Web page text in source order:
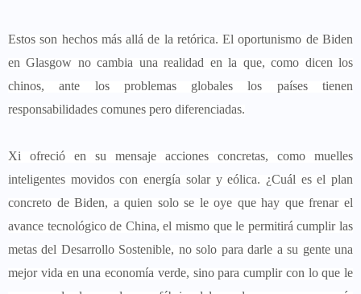
Estos son hechos más allá de la retórica. El oportunismo de Biden
en Glasgow no cambia una realidad en la que, como dicen los
chinos, ante los problemas globales los países tienen
responsabilidades comunes pero diferenciadas.
Xi ofreció en su mensaje acciones concretas, como muelles
inteligentes movidos con energía solar y eólica. ¿Cuál es el plan
concreto de Biden, a quien solo se le oye que hay que frenar el
avance tecnológico de China, el mismo que le permitirá cumplir las
metas del Desarrollo Sostenible, no solo para darle a su gente una
mejor vida en una economía verde, sino para cumplir con lo que le